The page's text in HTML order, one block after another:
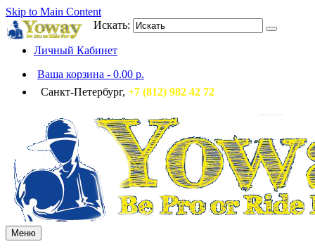
Skip to Main Content
Искать:
Личный Кабинет
Ваша корзина - 0.00 р.
Санкт-Петербург, +7 (812) 982 42 72
Меню